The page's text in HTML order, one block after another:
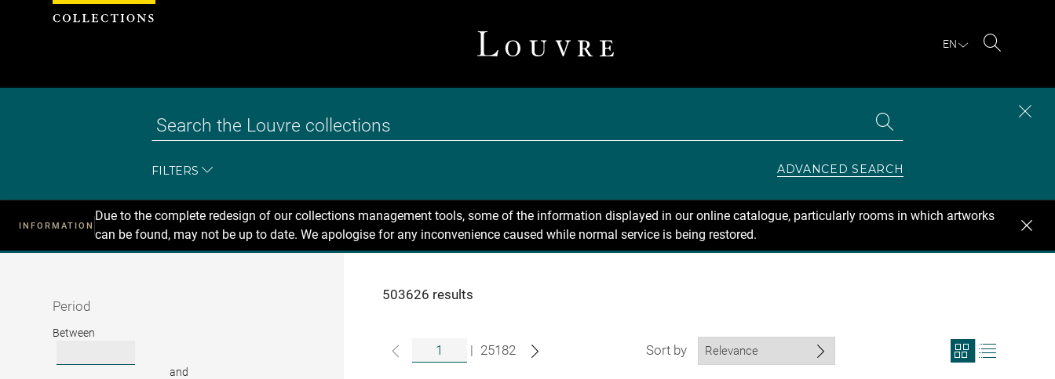
EN
FILTERS ADVANCED SEARCH
INFORMATION
Due to the complete redesign of our collections management tools, some of the information displayed in our online catalogue, particularly rooms in which artworks
can be found, may not be up to date. We apologise for any inconvenience caused while normal service is being restored.
Recherche
Period
Period
Between
and
503626 results
| 25182 Sort by
View
search
Cookies management panel